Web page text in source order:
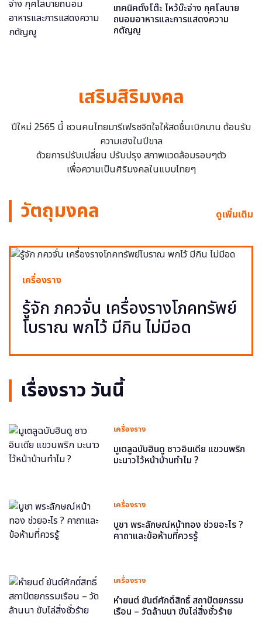
เทคนิคตั้งโต๊ะ ไหว้บ๊ะจ่าง กุศโลบาย
ถนอมอาหารและการแสดงความ
กตัญญู
เสริมสิริมงคล
ปีใหม่ 2565 นี้ ชวนคนไทยมารีเฟรชจิตใจให้สดชื่นเบิกบาน ต้อนรับ
ความเฮงในปีขาล
ด้วยการปรับเปลี่ยน ปรับปรุง สภาพแวดล้อมรอบๆตัว
เพื่อความเป็นศิริมงคลในแบบไทยๆ
วัตถุมงคล ดูเพิ่มเติม
เครื่องราง
รู้จัก ภควจั่น เครื่องรางโภคทรัพย์
โบราณ พกไว้ มีกิน ไม่มีอด
เรื่องราว วันนี้
เครื่องราง
มูเตลูฉบับฮินดู ชาวอินเดีย แขวนพริก
มะนาวไว้หน้าบ้านทำไม ?
เครื่องราง
บูชา พระลักษณ์หน้าทอง ช่วยอะไร ?
คาถาและข้อห้ามที่ควรรู้
เครื่องราง
หำยนต์ ยันต์ศักดิ์สิทธิ์ สถาปัตยกรรม
เรือน – วัดล้านนา ขับไล่สิ่งชั่วร้าย